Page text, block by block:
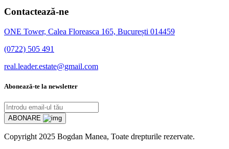
Contactează-ne
ONE Tower, Calea Floreasca 165, București 014459
(0722) 505 491
real.leader.estate@gmail.com
Abonează-te la newsletter
ABONARE
Copyright 2025 Bogdan Manea, Toate drepturile rezervate.